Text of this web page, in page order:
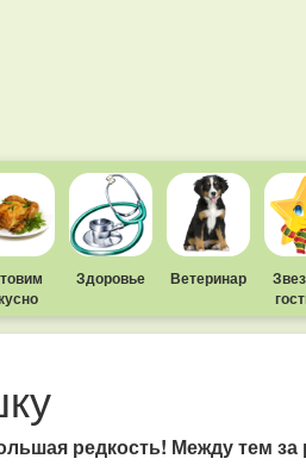
Здоровье Ветеринар
редкость! Между тем за